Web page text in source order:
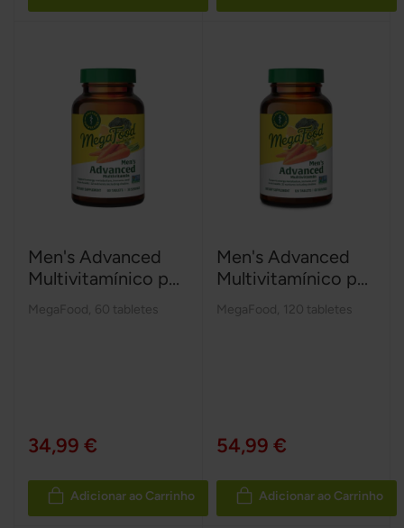
Men's Advanced
Multivitamínico p...
MegaFood 60 tabletes
34,99 €
Adicionar ao Carrinho
Men's Advanced
Multivitamínico p...
MegaFood 120 tabletes
54,99 €
Adicionar ao Carrinho